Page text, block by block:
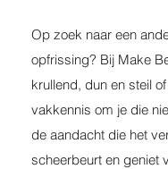
Op zoek naar een
opfrissing? Bij Make
krullend, dun en steil
vakkennis om je die
de aandacht die het
scheerbeurt en geniet